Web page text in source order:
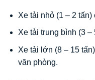
Xe tải nhỏ (1 – 2 tấn)
Xe tải trung bình (3
Xe tải lớn (8 – 15
văn phòng.